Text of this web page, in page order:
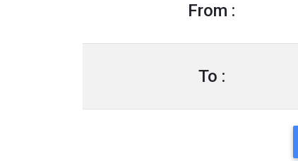
From :
To :